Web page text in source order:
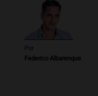
Por
Federico Albarenque